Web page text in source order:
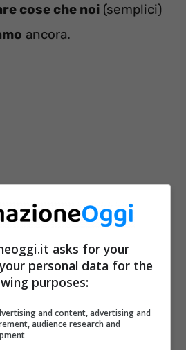
cose che noi (semplici)
ancora.
alla cassa quando è il
non hanno prezzo
il giovane. Uno dei suoi
come unosmartphone
,
asks for your
personal data for the
purposes:
and content, advertising and
audience research and